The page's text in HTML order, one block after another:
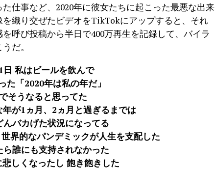
仕事など、2020年に彼女たちに起こった最悪な出来
織り交ぜたビデオをTikTokにアップすると、それ
呼び投稿から半日で400万再生を記録して、バイラ
だ。
日 私はビールを飲んで
た「2020年は私の年だ」
そうなると思ってた
年が1ヵ月、2ヵ月と過ぎるまでは
んバカげた状況になってる
界的なパンデミックが人生を支配した
ら誰にも支持されなかった
しくなったし 飽き飽きした